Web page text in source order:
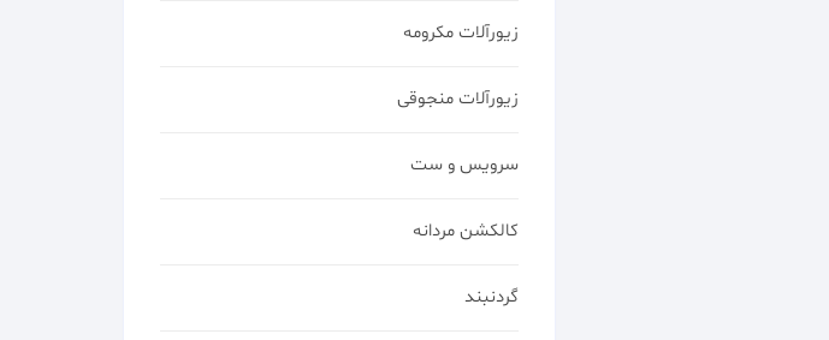
زیورآلات مکرومه
زیورآلات منجوقی
سرویس و ست
کالکشن مردانه
گردنبند